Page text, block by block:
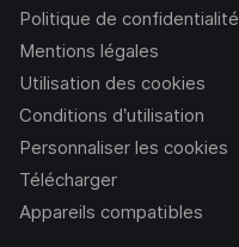
Politique de confidentialité
Mentions légales
Utilisation des cookies
Conditions d’utilisation
Personnaliser les cookies
Télécharger
Appareils compatibles